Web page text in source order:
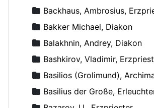
Backhaus, Ambrosius,
Bakker Michael, Diakon
Balakhnin, Andrey, Diakon
Bashkirov, Vladimir,
Basilios (Grolimund),
Basilius der Große,